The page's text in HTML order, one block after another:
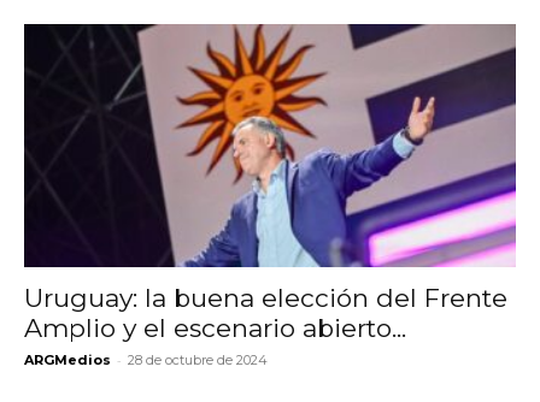
Uruguay: la buena elección del Frente
Amplio y el escenario abierto...
ARGMedios - 28 de octubre de 2024